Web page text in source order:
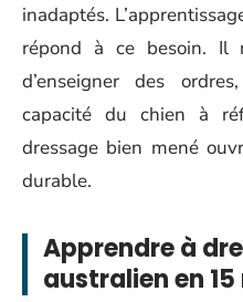
inadaptés.
répond à ce besoin. Il
d’enseigner des
capacité du chien à
dressage bien mené
durable.
Apprendre à
australien en